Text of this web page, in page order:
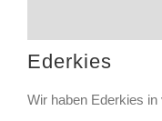
Ederkies
Wir haben Ederkies